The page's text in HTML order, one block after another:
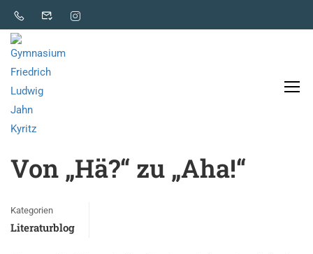
Literaturblog
Von „Hä?“ zu „Aha!“
Kategorien
Literaturblog